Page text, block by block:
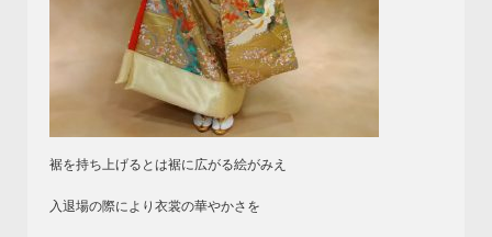
裾を持ち上げるとは裾に広がる絵がみえ
入退場の際により衣裳の華やかさを